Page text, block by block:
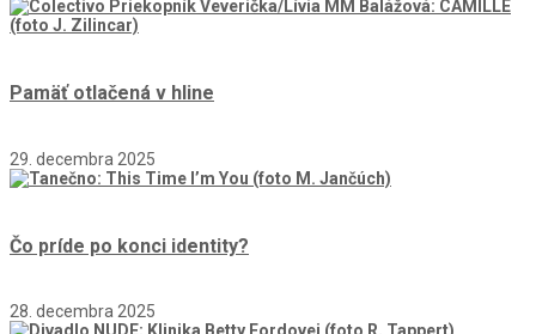
Pamäť otlačená v hline
29. decembra 2025
Čo príde po konci identity?
28. decembra 2025